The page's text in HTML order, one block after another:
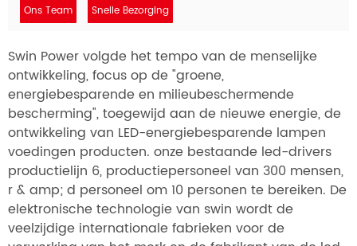
Ons Team Snelle Bezorging
Swin Power volgde het tempo van de menselijke
ontwikkeling, focus op de "groene,
energiebesparende en milieubeschermende
bescherming", toegewijd aan de nieuwe energie, de
ontwikkeling van LED-energiebesparende lampen
voedingen producten. onze bestaande led-drivers
productielijn 6, productiepersoneel van 300 mensen,
r & amp; d personeel om 10 personen te bereiken. De
elektronische technologie van swin wordt de
veelzijdige internationale fabrieken voor de